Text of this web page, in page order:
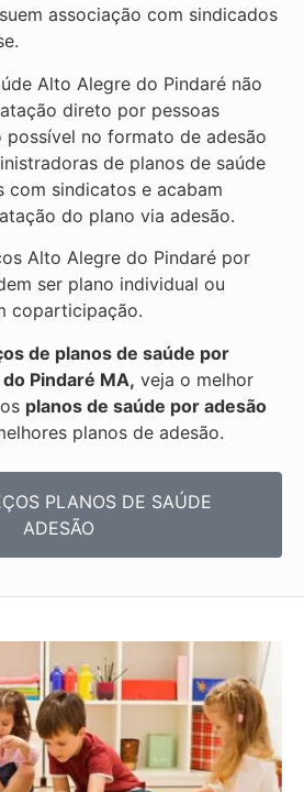
associação com sindicados
Alto Alegre do Pindaré não
direto por pessoas
no formato de adesão
de planos de saúde
com sindicatos e acabam
do plano via adesão.
Alto Alegre do Pindaré por
ser plano individual ou
coparticipação.
de planos de saúde por
Pindaré MA, veja o melhor
planos de saúde por adesão
planos de adesão.
PLANOS DE SAÚDE
ADESÃO